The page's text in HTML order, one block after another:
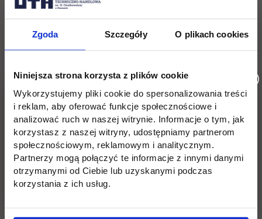
Zgoda Szczegóły O plikach cookies
Niniejsza strona korzysta z plików cookie
Wykorzystujemy pliki cookie do spersonalizowania treści
i reklam, aby oferować funkcje społecznościowe i
analizować ruch w naszej witrynie. Informacje o tym, jak
korzystasz z naszej witryny, udostępniamy partnerom
społecznościowym, reklamowym i analitycznym.
Partnerzy mogą połączyć te informacje z innymi danymi
otrzymanymi od Ciebie lub uzyskanymi podczas
korzystania z ich usług.
Z przyjemnością witamy w naszym gronie
wszystkich nowych studentów!
dzienne/stacjonarne na kierunku Informatyka.
Sprawdź też otwarte zapisy na innych kierunkach w
ofercie UTH: https://rekrutacja.uth.edu.pl/pl/link
Masz pytania? Zadzwoń, napisz!
tel.22 262 88 89